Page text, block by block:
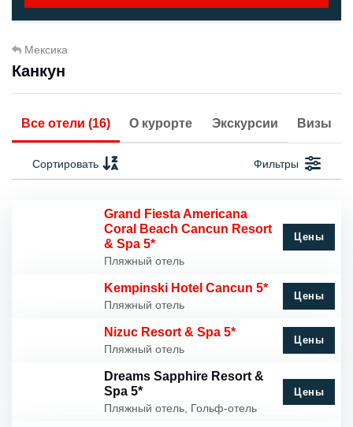
Мексика
Канкун
Все отели (16) О курорте Экскурсии Визы
Сортировать Фильтры
Grand Fiesta Americana
Coral Beach Cancun Resort
& Spa 5*
Пляжный отель
Цены
Kempinski Hotel Cancun 5*
Пляжный отель
Цены
Nizuc Resort & Spa 5*
Пляжный отель
Цены
Dreams Sapphire Resort &
Spa 5*
Пляжный отель, Гольф-отель
Цены